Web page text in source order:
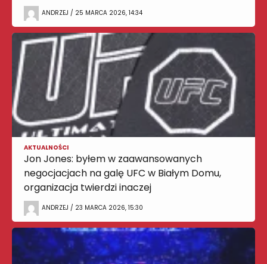
ANDRZEJ / 25 MARCA 2026, 14:34
AKTUALNOŚCI
Jon Jones: byłem w zaawansowanych
negocjacjach na galę UFC w Białym Domu,
organizacja twierdzi inaczej
ANDRZEJ / 23 MARCA 2026, 15:30